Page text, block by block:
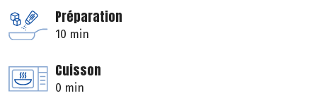
Préparation
10 min
Cuisson
0 min